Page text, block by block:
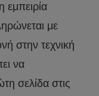
με
στην τεχνική
να
σελίδα στις